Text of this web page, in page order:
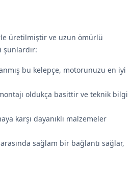
üretilmiştir ve uzun ömürlü
şunlardır:
bu kelepçe, motorunuzu en iyi
oldukça basittir ve teknik bilgi
karşı dayanıklı malzemeler
sağlam bir bağlantı sağlar,